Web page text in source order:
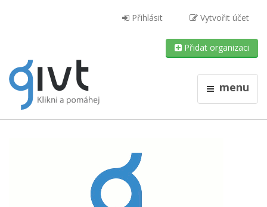
Přihlásit Vytvořit účet
Přidat organizaci
menu